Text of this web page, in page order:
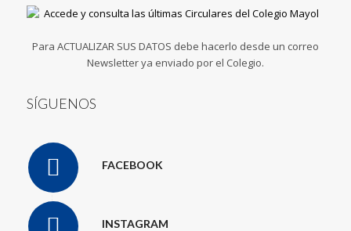
Para ACTUALIZAR SUS DATOS debe hacerlo desde un correo
Newsletter ya enviado por el Colegio.
SÍGUENOS
FACEBOOK
INSTAGRAM